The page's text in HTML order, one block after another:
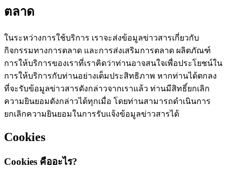
ตลาด
ในระหว่างการใช้บริการ เราจะส่งข้อมูลข่าวสารเกี่ยวกับ
กิจกรรมทางการตลาด และการส่งเสริมการตลาด ผลิตภัณฑ์
การให้บริการของเราที่เราคิดว่าท่านอาจสนใจเพื่อประโยชน์ใน
การให้บริการกับท่านอย่างเต็มประสิทธิภาพ หากท่านได้ตกลง
ที่จะรับข้อมูลข่าวสารดังกล่าวจากเราแล้ว ท่านมีสิทธิ์ยกเลิก
ความยินยอมดังกล่าวได้ทุกเมื่อ โดยท่านสามารถดำเนินการ
ยกเลิกความยินยอมในการรับแจ้งข้อมูลข่าวสารได้
Cookies
Cookies คืออะไร?